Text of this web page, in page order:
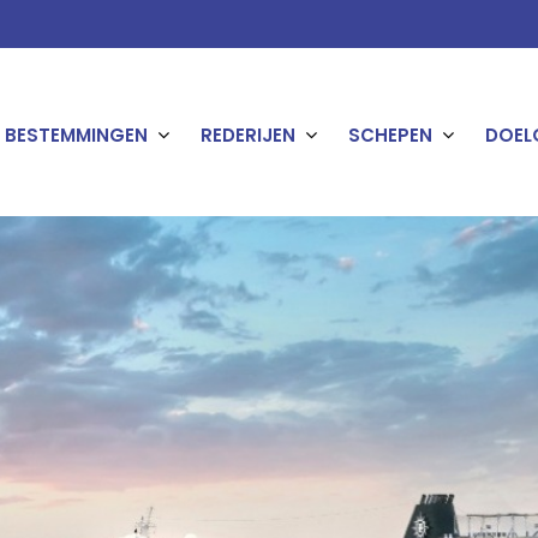
SCHEPEN
REDERIJEN
BESTEMMINGEN